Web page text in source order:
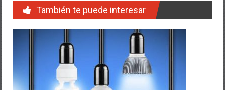
También te puede interesar